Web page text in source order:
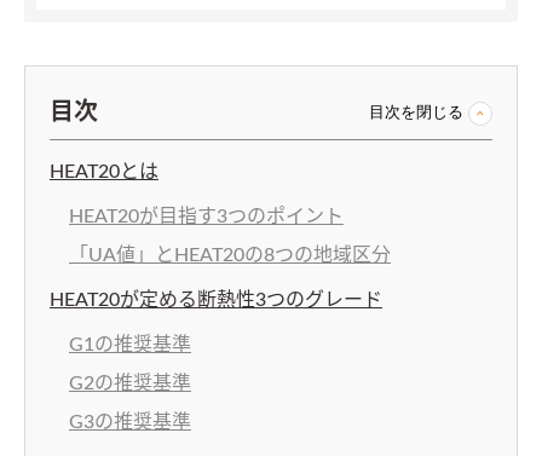
目次 目次を閉じる
HEAT20とは
HEAT20が目指す3つのポイント
「UA値」とHEAT20の8つの地域区分
HEAT20が定める断熱性3つのグレード
G1の推奨基準
G2の推奨基準
G3の推奨基準